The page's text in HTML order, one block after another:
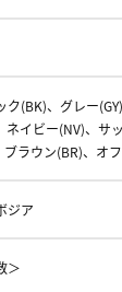
ク(BK)、グレー
ネイビー(NV)、サ
ブラウン(BR)、オ
ジア
＞